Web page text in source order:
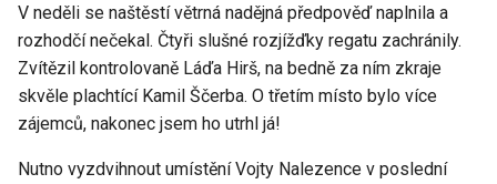
V neděli se naštěstí větrná nadějná předpověď naplnila a
rozhodčí nečekal. Čtyři slušné rozjížďky regatu zachránily.
Zvítězil kontrolovaně Láďa Hirš, na bedně za ním zkraje
skvěle plachtící Kamil Ščerba. O třetím místo bylo více
zájemců, nakonec jsem ho utrhl já!
Nutno vyzdvihnout umístění Vojty Nalezence v poslední